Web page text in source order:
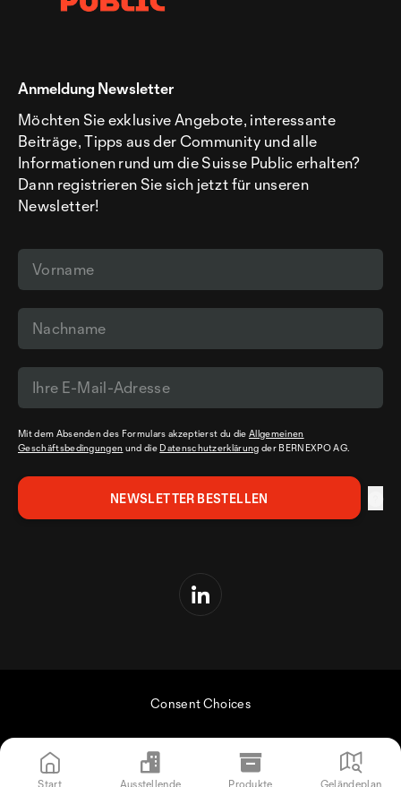
Anmeldung Newsletter
Möchten Sie exklusive Angebote, interessante
Beiträge, Tipps aus der Community und alle
Informationen rund um die Suisse Public erhalten?
Dann registrieren Sie sich jetzt für unseren
Newsletter!
Mit dem Absenden des Formulars akzeptierst du dieAllgemeinen
Geschäftsbedingungen und die Datenschutzerklärung der BERNEXPO AG.
Consent Choices
Start Ausstellende Produkte Geländeplan